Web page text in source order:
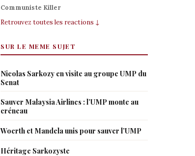
Communiste Killer
Retrouvez toutes les reactions ↓
SUR LE MEME SUJET
Nicolas Sarkozy en visite au groupe UMP du
Senat
Sauver Malaysia Airlines : l’UMP monte au
créneau
Woerth et Mandela unis pour sauver l’UMP
Héritage Sarkozyste